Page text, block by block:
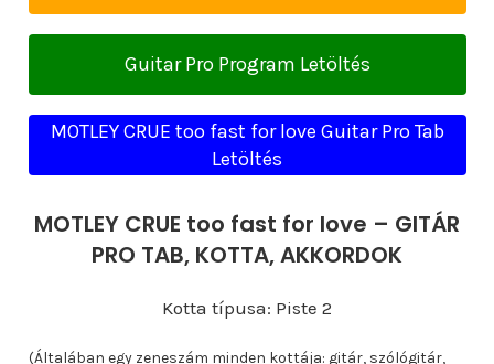
Guitar Pro Program Letöltés
MOTLEY CRUE too fast for love Guitar Pro Tab
Letöltés
MOTLEY CRUE too fast for love – GITÁR
PRO TAB, KOTTA, AKKORDOK
Kotta típusa: Piste 2
(Általában egy zeneszám minden kottája: gitár, szólógitár,